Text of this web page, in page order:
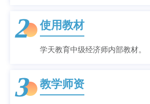
2 使用教材
学天教育中级经济师内部教材。
3 教学师资